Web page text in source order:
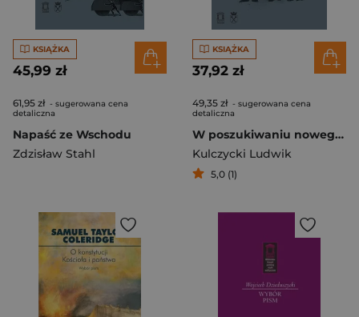
KSIĄŻKA
45,99 zł
61,95 zł - sugerowana cena
detaliczna
Napaść ze Wschodu
Zdzisław Stahl
KSIĄŻKA
37,92 zł
49,35 zł - sugerowana cena
detaliczna
W poszukiwaniu nowego ustroju społecznego
Kulczycki Ludwik
5,0 (1)